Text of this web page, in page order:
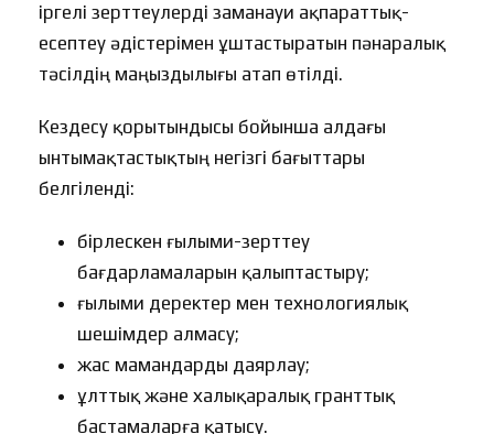
іргелі зерттеулерді заманауи ақпараттық-
есептеу әдістерімен ұштастыратын пәнаралық
тәсілдің маңыздылығы атап өтілді.
Кездесу қорытындысы бойынша алдағы
ынтымақтастықтың негізгі бағыттары
белгіленді:
бірлескен ғылыми-зерттеу
бағдарламаларын қалыптастыру;
ғылыми деректер мен технологиялық
шешімдер алмасу;
жас мамандарды даярлау;
ұлттық және халықаралық гранттық
бастамаларға қатысу.